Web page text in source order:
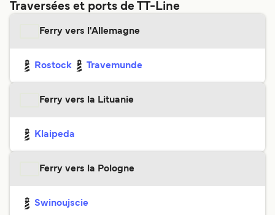
Traversées et ports de TT-Line
Ferry vers l'Allemagne
Rostock Travemunde
Ferry vers la Lituanie
Klaipeda
Ferry vers la Pologne
Swinoujscie